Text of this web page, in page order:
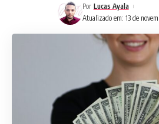
Atualizado em: 13 de
Por Lucas Ayala